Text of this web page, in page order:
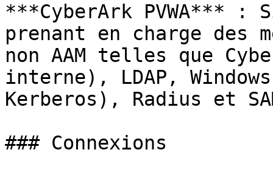
***CyberArk PVWA*** :
prenant en charge des
non AAM telles que
interne), LDAP,
Kerberos), Radius et
### Connexions